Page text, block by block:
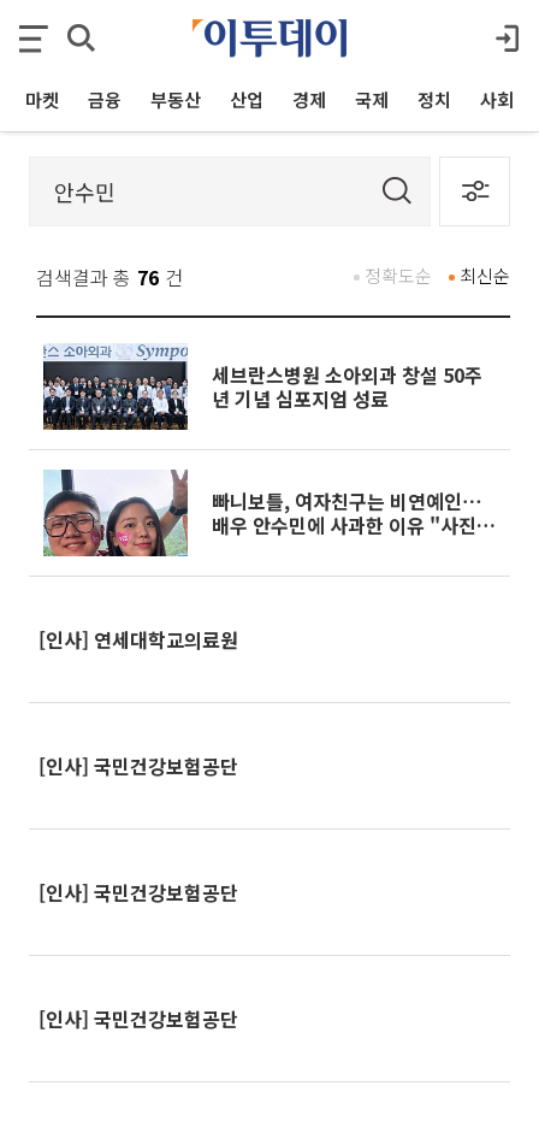
마켓 금융 부동산 산업 경제 국제 정치 사회
검색결과 총 76 건 최신순
정확도순
세브란스병원 소아외과 창설 50주
년 기념 심포지엄 성료
빠니보틀, 여자친구는 비연예인⋯
배우 안수민에 사과한 이유 "사진
[인사] 연세대학교의료원
[인사] 국민건강보험공단
[인사] 국민건강보험공단
[인사] 국민건강보험공단